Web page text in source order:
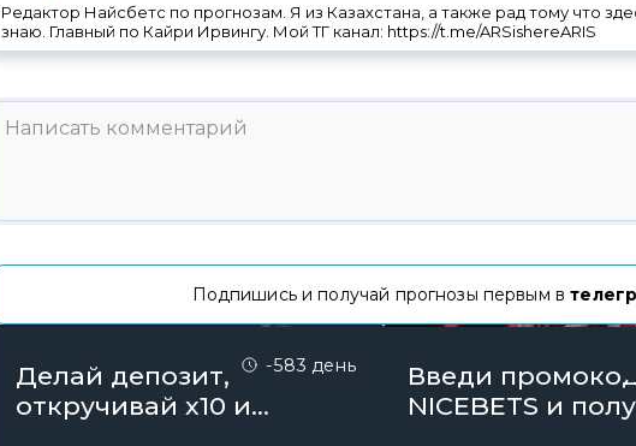
Редактор Найсбетс по прогнозам. Я из Казахстана, а также рад тому что
знаю. Главный по Кайри Ирвингу. Мой ТГ канал: https://t.me/ARSishereARIS
Подпишись и получай прогнозы первым в
-583 день
Делай депозит,
откручивай х10 и
Введи
NICEBETS и